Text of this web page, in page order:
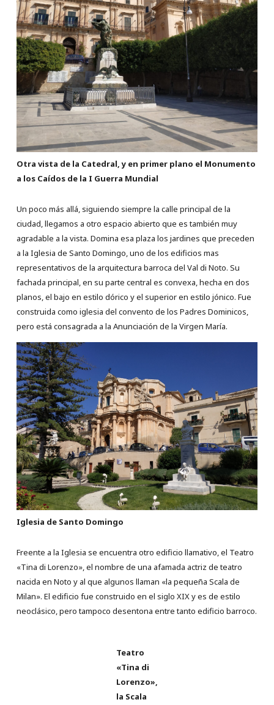
Otra vista de la Catedral, y en primer plano el Monumento
a los Caídos de la I Guerra Mundial
Un poco más allá, siguiendo siempre la calle principal de la
ciudad, llegamos a otro espacio abierto que es también muy
agradable a la vista. Domina esa plaza los jardines que preceden
a la Iglesia de Santo Domingo, uno de los edificios mas
representativos de la arquitectura barroca del Val di Noto. Su
fachada principal, en su parte central es convexa, hecha en dos
planos, el bajo en estilo dórico y el superior en estilo jónico. Fue
construida como iglesia del convento de los Padres Dominicos,
pero está consagrada a la Anunciación de la Virgen María.
Iglesia de Santo Domingo
Freente a la Iglesia se encuentra otro edificio llamativo, el Teatro
«Tina di Lorenzo», el nombre de una afamada actriz de teatro
nacida en Noto y al que algunos llaman «la pequeña Scala de
Milan». El edificio fue construido en el siglo XIX y es de estilo
neoclásico, pero tampoco desentona entre tanto edificio barroco.
Teatro
«Tina di
Lorenzo»,
la Scala